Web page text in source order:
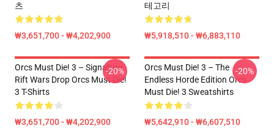
츠
₩3,651,700 - ₩4,202,900
테고리
₩5,918,510 - ₩6,883,110
Orcs Must Die! 3 – Signature
Rift Wars Drop Orcs Must Die!
3 T-Shirts
₩3,651,700 - ₩4,202,900
-20%
Orcs Must Die! 3 – The
Endless Horde Edition Orcs
Must Die! 3 Sweatshirts
₩5,642,910 - ₩6,607,510
-20%